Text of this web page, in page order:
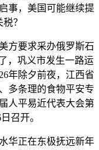
事，美国可能继续提
？
要求采办俄罗斯石
，巩义市发生一路运
年除夕前夜，江西省
多条理的食物平安专
人平易近代表大会第
召开。
华正在东极抚远新年